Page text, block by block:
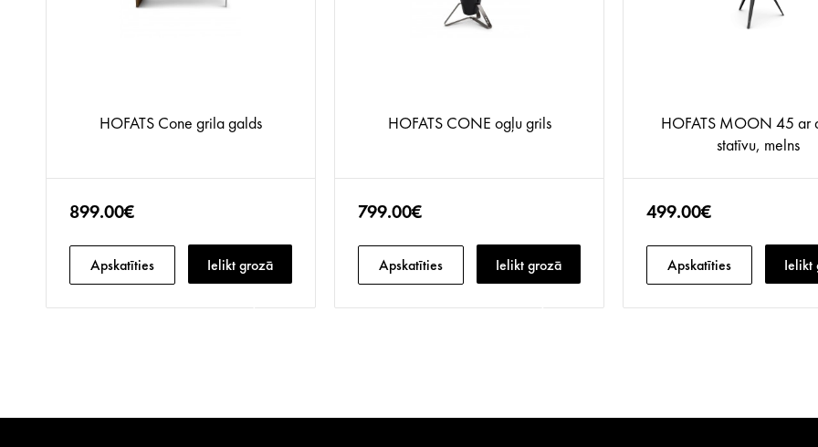
HOFATS Cone grila galds
899.00€
Apskatīties Ielikt grozā
HOFATS CONE ogļu grils
799.00€
Apskatīties Ielikt grozā
HOFATS MOON 45 ar
statīvu, melns
499.00€
Apskatīties Ielikt